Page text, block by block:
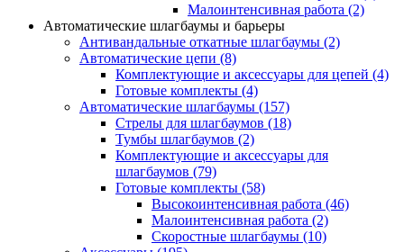
Малоинтенсивная работа (2)
Автоматические шлагбаумы и барьеры
Антивандальные откатные шлагбаумы (2)
Автоматические цепи (8)
Комплектующие и аксессуары для цепей (4)
Готовые комплекты (4)
Автоматические шлагбаумы (157)
Стрелы для шлагбаумов (18)
Тумбы шлагбаумов (2)
Комплектующие и аксессуары для
шлагбаумов (79)
Готовые комплекты (58)
Высокоинтенсивная работа (46)
Малоинтенсивная работа (2)
Скоростные шлагбаумы (10)